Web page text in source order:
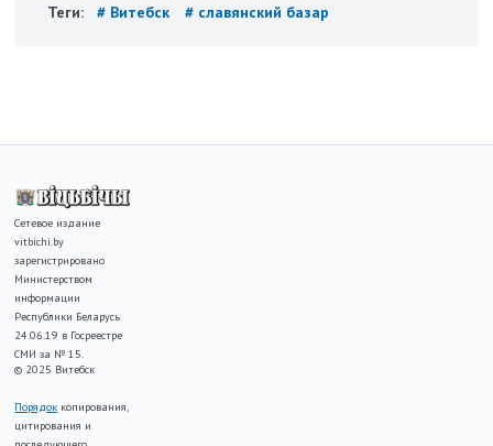
Теги: # Витебск # славянский базар
Сетевое издание
vitbichi.by
зарегистрировано
Министерством
информации
Республики Беларусь
24.06.19 в Госреестре
СМИ за № 15.
© 2025 Витебск
Порядок копирования,
цитирования и